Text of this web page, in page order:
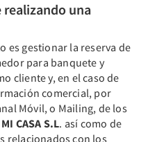
realizando una
es gestionar la reserva de
para banquete y
cliente y, en el caso de
comercial, por
Móvil, o Mailing, de los
CASA S.L. así como de
relacionados con los